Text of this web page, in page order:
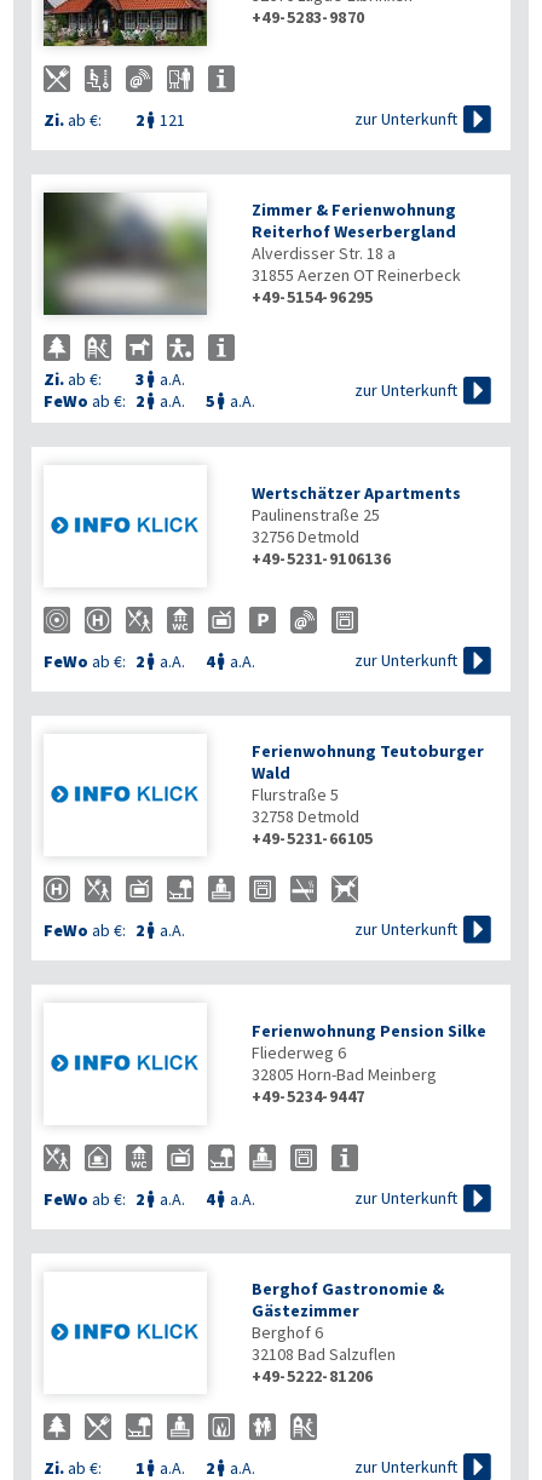
+49-5283-9870
Zi.ab €: 2  121 zur Unterkunft 
Zimmer & Ferienwohnung
Reiterhof Weserbergland
Alverdisser Str. 18 a
31855 Aerzen OT Reinerbeck
+49-5154-96295
Zi.ab €: 3  a.A.
FeWo ab €: 2  a.A. 5  a.A.
zur Unterkunft 
Wertschätzer Apartments
Paulinenstraße 25
32756Detmold
+49-5231-9106136
FeWo ab €: 2  a.A. 4 a.A. zur Unterkunft 
Ferienwohnung Teutoburger
Wald
Flurstraße 5
32758 Detmold
+49-5231-66105
FeWo ab €: 2  a.A. zur Unterkunft 
Ferienwohnung Pension Silke
Fliederweg 6
32805 Horn-Bad Meinberg
+49-5234-9447
FeWo ab €: 2  a.A. 4 a.A. zur Unterkunft 
Berghof Gastronomie &
Gästezimmer
Berghof 6
32108 Bad Salzuflen
+49-5222-81206
Zi.ab €: 1  a.A. 2  a.A. zur Unterkunft 